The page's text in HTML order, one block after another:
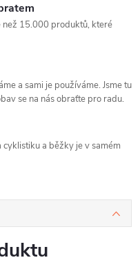
než 15.000 produktů, které
a sami je používáme. Jsme tu
se na nás obraťte pro radu.
a běžky je v samém